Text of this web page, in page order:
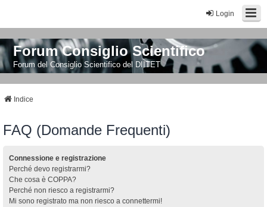
Login
Forum Consiglio Scientifico
Forum del Consiglio Scientifico del DIITET
Indice
FAQ (Domande Frequenti)
Connessione e registrazione
Perché devo registrarmi?
Che cosa è COPPA?
Perché non riesco a registrarmi?
Mi sono registrato ma non riesco a connettermi!